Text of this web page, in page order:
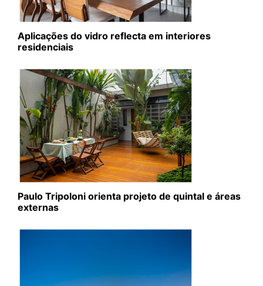
Aplicações do vidro reflecta em interiores
residenciais
Paulo Tripoloni orienta projeto de quintal e áreas
externas